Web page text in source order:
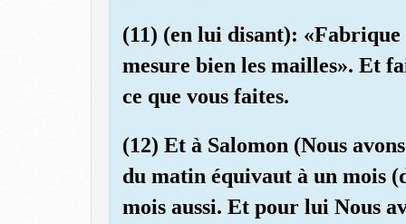
(11) (en lui disant): «Fabrique
mesure bien les mailles». Et
ce que vous faites.
(12) Et à Salomon (Nous
du matin équivaut à un mois
mois aussi. Et pour lui Nous